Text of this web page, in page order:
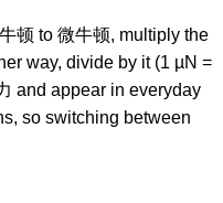
顿 to 微牛顿, multiply the
way, divide by it (1 µN =
and appear in everyday
so switching between